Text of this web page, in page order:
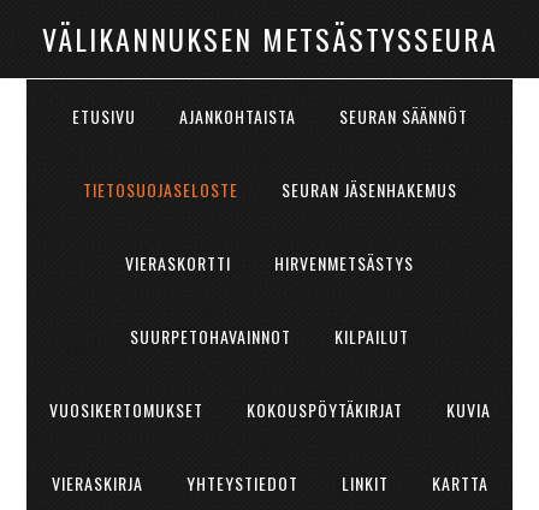
VÄLIKANNUKSEN METSÄSTYSSEURA
ETUSIVU AJANKOHTAISTA SEURAN SÄÄNNÖT
TIETOSUOJASELOSTE SEURAN JÄSENHAKEMUS
VIERASKORTTI HIRVENMETSÄSTYS
SUURPETOHAVAINNOT KILPAILUT
VUOSIKERTOMUKSET KOKOUSPÖYTÄKIRJAT KUVIA
VIERASKIRJA YHTEYSTIEDOT LINKIT KARTTA